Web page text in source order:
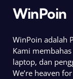
WinPoin
WinPoin adalah
Kami
laptop, dan
We’re heaven